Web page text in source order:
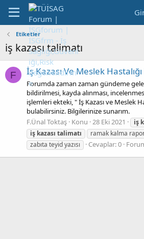
Etiketler
iş kazası talimatı
F İş Kazası Ve Meslek
Forumda zaman zaman gündeme
bildirilmesi, kayda alınması,
işlemleri ekteki, " İş Kazası ve Meslek
bulabilirsiniz. Bilgilerinize sunarım.
F.Ünal Toktaş Konu 28 Eki 2021 iş
iş kazası talimatı ramak kalma
zabıta teyid yazısı
Cevaplar: 0